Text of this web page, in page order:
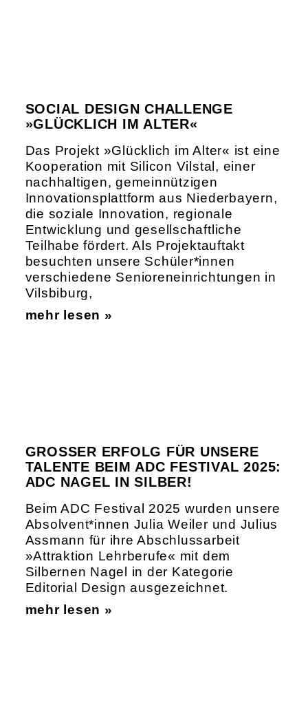
SOCIAL DESIGN CHALLENGE
»GLÜCKLICH IM ALTER«
Das Projekt »Glücklich im Alter« ist eine
Kooperation mit Silicon Vilstal, einer
nachhaltigen, gemeinnützigen
Innovationsplattform aus Niederbayern,
die soziale Innovation, regionale
Entwicklung und gesellschaftliche
Teilhabe fördert. Als Projektauftakt
besuchten unsere Schüler*innen
verschiedene Senioreneinrichtungen in
Vilsbiburg,
mehr lesen »
GROSSER ERFOLG FÜR UNSERE T
ALENTE BEIM ADC FESTIVAL 2025: A
DC NAGEL IN SILBER!
Beim ADC Festival 2025 wurden unsere
Absolvent*innen Julia Weiler und Julius
Assmann für ihre Abschlussarbeit
»Attraktion Lehrberufe« mit dem
Silbernen Nagel in der Kategorie
Editorial Design ausgezeichnet.
mehr lesen »